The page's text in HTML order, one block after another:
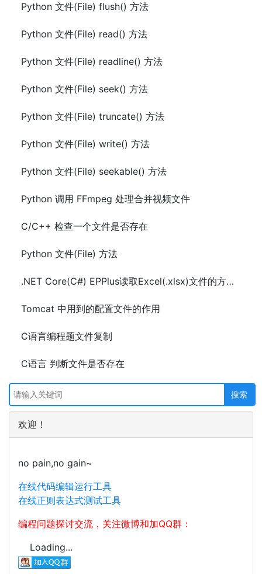
Python 文件(File) flush() 方法
Python 文件(File) read() 方法
Python 文件(File) readline() 方法
Python 文件(File) seek() 方法
Python 文件(File) truncate() 方法
Python 文件(File) write() 方法
Python 文件(File) seekable() 方法
Python 调用 FFmpeg 处理合并视频文件
C/C++ 检查一个文件是否存在
Python 文件(File) 方法
.NET Core(C#) EPPlus读取Excel(.xlsx)文件的方法及示例代码
Tomcat 中用到的配置文件的作用
C语言编程题文件复制
C语言 判断文件是否存在
欢迎！
no pain,no gain~
在线代码编辑运行工具
在线正则表达式测试工具
编程问题探讨交流，关注微博和加QQ群：
Loading...